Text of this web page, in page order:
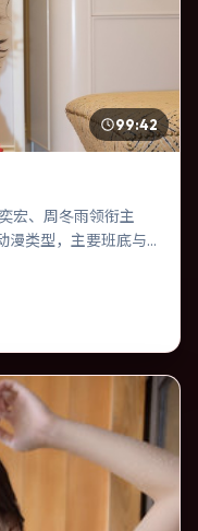
99:42
宏、周冬雨领衔主
漫类型，主要班底与
控，信任瞬间崩
动机清晰，适合喜